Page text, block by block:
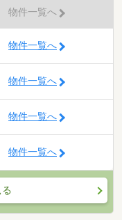
物件一覧へ
物件一覧へ
物件一覧へ
物件一覧へ
物件一覧へ